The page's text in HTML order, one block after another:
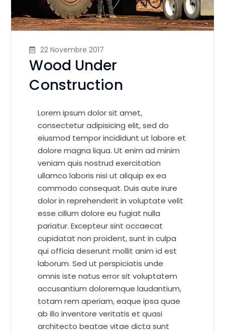
22 Novembre 2017
Wood Under
Construction
Lorem ipsum dolor sit amet,
consectetur adipisicing elit, sed do
eiusmod tempor incididunt ut labore et
dolore magna liqua. Ut enim ad minim
veniam quis nostrud exercitation
ullamco laboris nisi ut aliquip ex ea
commodo consequat. Duis aute irure
dolor in reprehenderit in voluptate velit
esse cillum dolore eu fugiat nulla
pariatur. Excepteur sint occaecat
cupidatat non proident, sunt in culpa
qui officia deserunt mollit anim id est
laborum. Sed ut perspiciatis unde
omnis iste natus error sit voluptatem
accusantium doloremque laudantium,
totam rem aperiam, eaque ipsa quae
ab illo inventore veritatis et quasi
architecto beatae vitae dicta sunt